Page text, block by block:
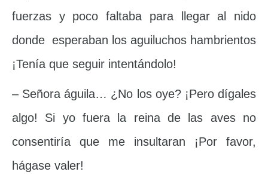
fuerzas y poco faltaba para llegar al nido
donde esperaban los aguiluchos hambrientos
¡Tenía que seguir intentándolo!
– Señora águila… ¿No los oye? ¡Pero dígales
algo! Si yo fuera la reina de las aves no
consentiría que me insultaran ¡Por favor,
hágase valer!